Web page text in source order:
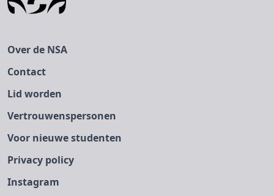
Over de NSA
Contact
Lid worden
Vertrouwenspersonen
Voor nieuwe studenten
Privacy policy
Instagram